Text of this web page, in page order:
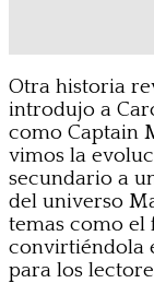
Otra historia
introdujo a
como Captain
vimos la
secundario a
del universo
temas como el
convirtiéndola
para los